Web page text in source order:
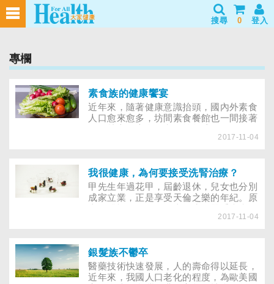
搜尋 0 登入
專欄
素食族的健康饗宴
近年來，隨著健康意識抬頭，國內外素食
人口愈來愈多，坊間素食餐館也一間接著
考慮要不要加入素食一族外，更關心如何
2017-11-04
我很健康，為何要接受洗腎治療？
甲先生年過花甲，屆齡退休，兒女也分別
成家立業，正是享受天倫之樂的年紀。原
他生性樂觀，也常葷素不拘的大快朵頤。
2017-11-04
銀髮族不鬱卒
醫藥技術快速發展，人的壽命得以延長，
近年來，我國人口老化的程度，為歐美國